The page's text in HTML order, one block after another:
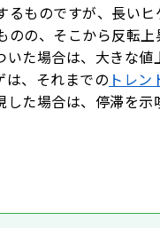
ものですが、長い
の、そこから反転
た場合は、大きな
は、それまでの トレン
た場合は、停滞を示